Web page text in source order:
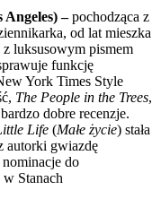
Angeles) –pochodząca z
od lat mieszka
luksusowym pismem
funkcję
York Times Style
The People in the Trees,
dobre recenzje.
Life (Małe życie) stała
autorki gwiazdę
do
Stanach